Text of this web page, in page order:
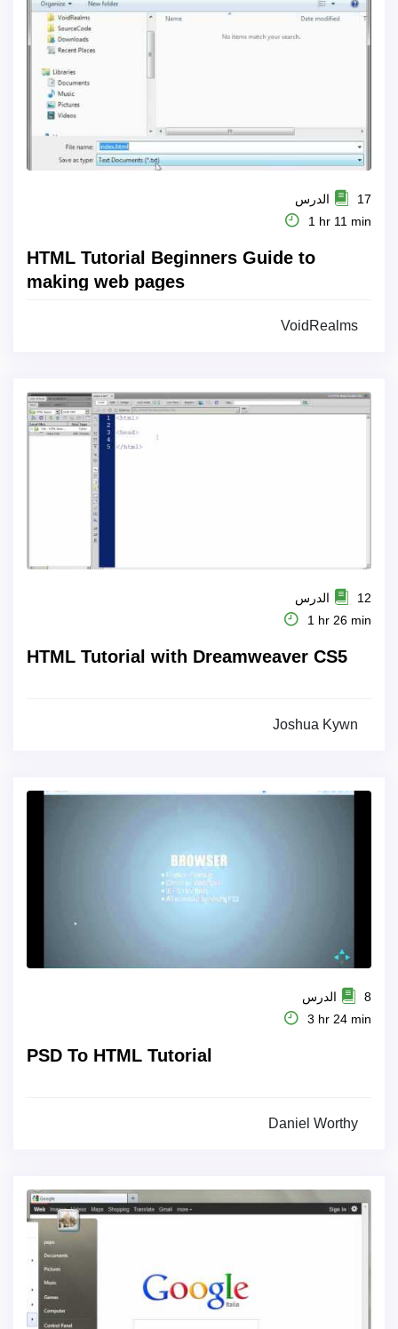
17 الدرس
1 hr 11 min
HTML Tutorial Beginners Guide to
making web pages
VoidRealms
12 الدرس
1 hr 26 min
HTML Tutorial with Dreamweaver CS5
Joshua Kywn
8 الدرس
3 hr 24 min
PSD To HTML Tutorial
Daniel Worthy